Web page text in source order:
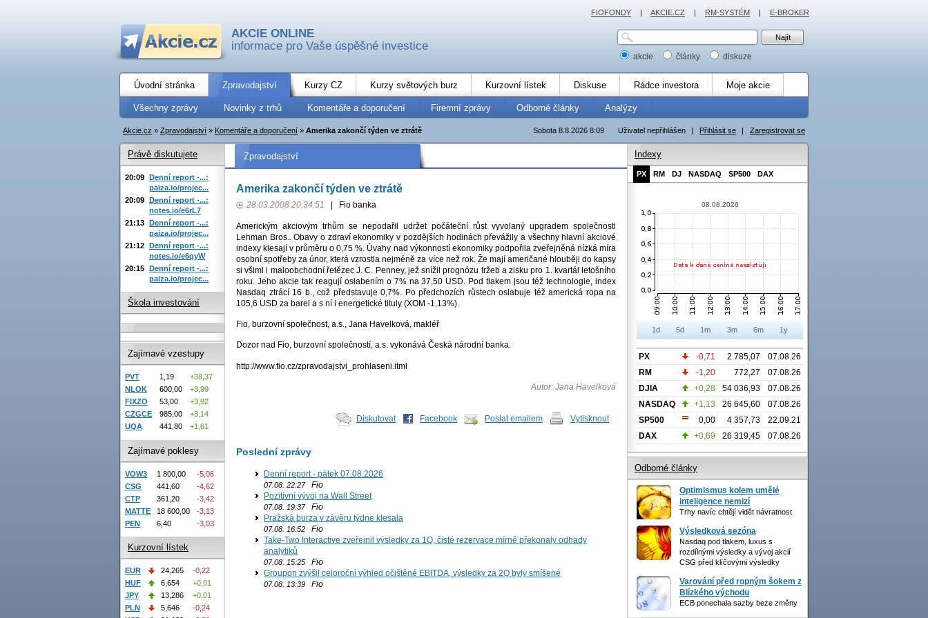
AKCIE ONLINE
informace pro Vaše úspěšné investice
akcie články diskuze
Úvodní stránka Zpravodajství Kurzy CZ Kurzy světových burz Kurzovní lístek Diskuse Rádce investora Moje akcie
Všechny zprávy Novinky z trhů Komentáře a doporučení Firemní zprávy Odborné články Analýzy
Uživatel nepřihlášen | Přihlásit se | Zaregistrovat se
Sobota 8.8.2026 8:09
Akcie.cz » Zpravodajství » Komentáře a doporučení » Amerika zakončí týden ve ztrátě
Zpravodajství
Amerika zakončí týden ve ztrátě
28.03.2008 20:34:51 Fio banka
Americkým akciovým trhům se nepodařil udržet počáteční růst vyvolaný upgradem společnosti
Lehman Bros.. Obavy o zdraví ekonomiky v pozdějších hodinách převážily a všechny hlavní akciové
indexy klesají v průměru o 0,75 %. Úvahy nad výkonností ekonomiky podpořila zveřejněná nízká míra
osobní spotřeby za únor, která vzrostla nejméně za více než rok. Že mají američané hlouběji do kapsy
si všiml i maloobchodní řetězec J. C. Penney, jež snížil prognózu tržeb a zisku pro 1. kvartál letošního
roku. Jeho akcie tak reagují oslabením o 7% na 37,50 USD. Pod tlakem jsou též technologie, index
Nasdaq ztrácí 16 b., což představuje 0,7%. Po předchozích růstech oslabuje též americká ropa na
105,6 USD za barel a s ní i energetické tituly (XOM -1,13%).
Fio, burzovní společnost, a.s., Jana Havelková, makléř
Dozor nad Fio, burzovní společností, a.s. vykonává Česká národní banka.
http://www.fio.cz/zpravodajstvi_prohlaseni.itml
Autor: Jana Havelková
Diskutovat Facebook Poslat emailem Vytisknout
Poslední zprávy
Denní report - pátek 07.08.2026
07.08. 22:27Fio
Pozitivní vývoj na Wall Street
07.08. 19:37Fio
Pražská burza v závěru týdne klesala
07.08. 16:52 Fio
Take-Two Interactive zveřejnil výsledky za 1Q, čisté rezervace mírně překonaly odhady
analytiků
07.08. 15:25 Fio
Groupon zvýšil celoroční výhled očištěné EBITDA, výsledky za 2Q byly smíšené
07.08. 13:39 Fio
Právě diskutujete
20:09 Denní report -...:
paiza.io/projec...
20:09 Denní report -...:
notes.io/e6rL7
21:13 Denní report -...:
paiza.io/projec...
21:12 Denní report -...:
notes.io/e6qyW
20:15 Denní report -...:
paiza.io/projec...
Škola investování
Zajímavé vzestupy
PVT 1,19
+38,37
NLOK
600,00
+3,99
FIXZO
53,00
+3,92
CZGCE
985,00
+3,14
UQA
441,80 +1,61
Zajímavé poklesy
VOW3 1 800,00
-5,06
CSG
441,60
-4,62
CTP
361,20
-3,42
MATTE
18 600,00
-3,13
PEN
6,40 -3,03
Kurzovní lístek
EUR 24,265
-0,22
HUF
6,654
+0,01
JPY
13,286
+0,01
PLN
5,646
-0,24
Indexy
PX RM DJ NASDAQ SP500 DAX
08.08.2026
1d 5d 1m 3m 6m 1y
PX -0,71 2 785,07
07.08.26
RM
-1,20 772,27
07.08.26
DJIA
+0,28 54 036,93
07.08.26
NASDAQ
+1,13 26 645,60
07.08.26
SP500
0,00 4 357,73
22.09.21
DAX
+0,69 26 319,45 07.08.26
Odborné články
Optimismus kolem umělé
inteligence nemizí
Trhy navíc chtějí vidět návratnost
Výsledková sezóna
Nasdaq pod tlakem, luxus s
rozdílnými výsledky a vývoj akcií
CSG před klíčovými výsledky
Varování před ropným šokem z
Blízkého východu
ECB ponechala sazby beze změny
FIOFONDY | AKCIE.CZ | RM-SYSTÉM | E-BROKER